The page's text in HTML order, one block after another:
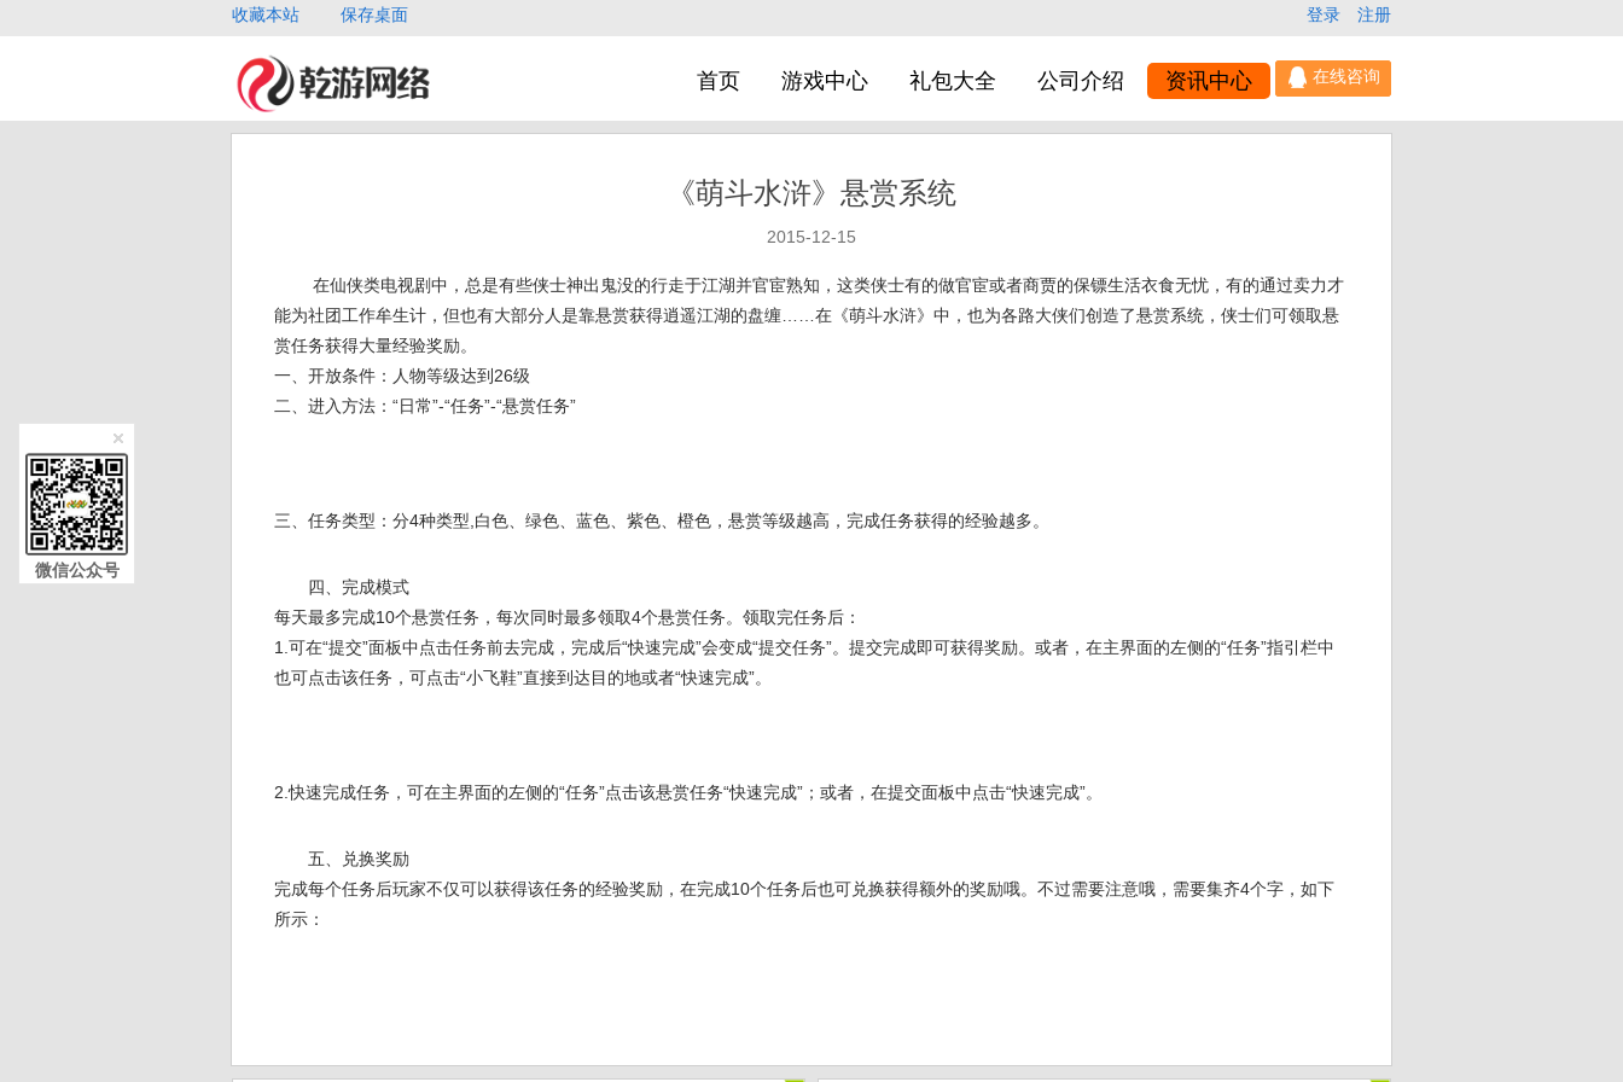
微信公众号
收藏本站 保存桌面 登录 注册
首页 游戏中心 礼包大全 公司介绍 资讯中心
《萌斗水浒》悬赏系统
2015-12-15
在仙侠类电视剧中，总是有些侠士神出鬼没的行走于江湖并官宦熟知，这类侠士有的做官宦或者商贾的保镖生活衣食无忧，有的通过卖力才
能为社团工作牟生计，但也有大部分人是靠悬赏获得逍遥江湖的盘缠……在《萌斗水浒》中，也为各路大侠们创造了悬赏系统，侠士们可领取悬
赏任务获得大量经验奖励。
一、开放条件：人物等级达到26级
二、进入方法：“日常”-“任务”-“悬赏任务”
三、任务类型：分4种类型,白色、绿色、蓝色、紫色、橙色，悬赏等级越高，完成任务获得的经验越多。
四、完成模式
每天最多完成10个悬赏任务，每次同时最多领取4个悬赏任务。领取完任务后：
1.可在“提交”面板中点击任务前去完成，完成后“快速完成”会变成“提交任务”。提交完成即可获得奖励。或者，在主界面的左侧的“任务”指引栏中
也可点击该任务，可点击“小飞鞋”直接到达目的地或者“快速完成”。
2.快速完成任务，可在主界面的左侧的“任务”点击该悬赏任务“快速完成”；或者，在提交面板中点击“快速完成”。
五、兑换奖励
完成每个任务后玩家不仅可以获得该任务的经验奖励，在完成10个任务后也可兑换获得额外的奖励哦。不过需要注意哦，需要集齐4个字，如下
所示：